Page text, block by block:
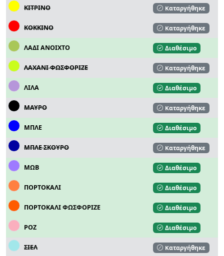
ΚΙΤΡΙΝΟ Kαταργήθηκε
ΚΟΚΚΙΝΟ Kαταργήθηκε
ΛΑΔΙ ΑΝΟΙΧΤΟ Διαθέσιμο
ΛΑΧΑΝΙ ΦΩΣΦΟΡΙΖΕ Kαταργήθηκε
ΛΙΛΑ Διαθέσιμο
ΜΑΥΡΟ Kαταργήθηκε
ΜΠΛΕ Διαθέσιμο
ΜΠΛΕ ΣΚΟΥΡΟ Kαταργήθηκε
ΜΩΒ Διαθέσιμο
ΠΟΡΤΟΚΑΛΙ Διαθέσιμο
ΠΟΡΤΟΚΑΛΙ ΦΩΣΦΟΡΙΖΕ Διαθέσιμο
ΡΟΖ Διαθέσιμο
ΣΙΕΛ Kαταργήθηκε